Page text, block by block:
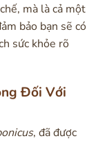
mà là cả một
bảo bạn sẽ có
sức khỏe rõ
Đối Với
, đã được